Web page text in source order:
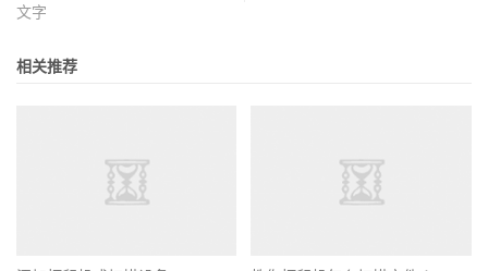
文字
相关推荐